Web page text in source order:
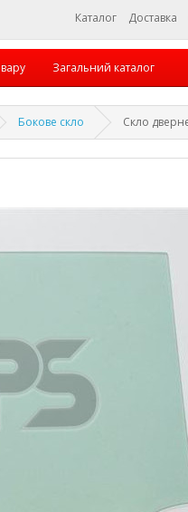
Каталог Доставка
Загальний каталог
Бокове скло Скло